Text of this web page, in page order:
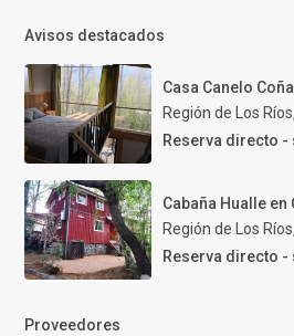
Avisos destacados
Casa Canelo
Región de Los
Reserva directo -
Cabaña Hualle en
Región de Los
Reserva directo -
Proveedores